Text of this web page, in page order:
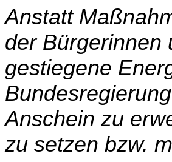
Anstatt
der Bürgerinnen
gestiegene
Anschein zu
zu setzen bzw.